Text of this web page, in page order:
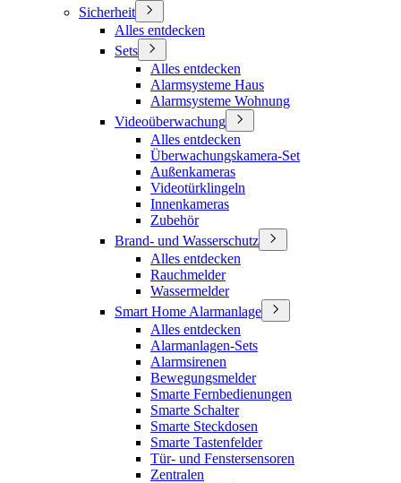
Sicherheit
Alles entdecken
Sets
Alles entdecken
Alarmsysteme Haus
Alarmsysteme Wohnung
Videoüberwachung
Alles entdecken
Überwachungskamera-Set
Außenkameras
Videotürklingeln
Innenkameras
Zubehör
Brand- und Wasserschutz
Alles entdecken
Rauchmelder
Wassermelder
Smart Home Alarmanlage
Alles entdecken
Alarmanlagen-Sets
Alarmsirenen
Bewegungsmelder
Smarte Fernbedienungen
Smarte Schalter
Smarte Steckdosen
Smarte Tastenfelder
Tür- und Fenstersensoren
Zentralen